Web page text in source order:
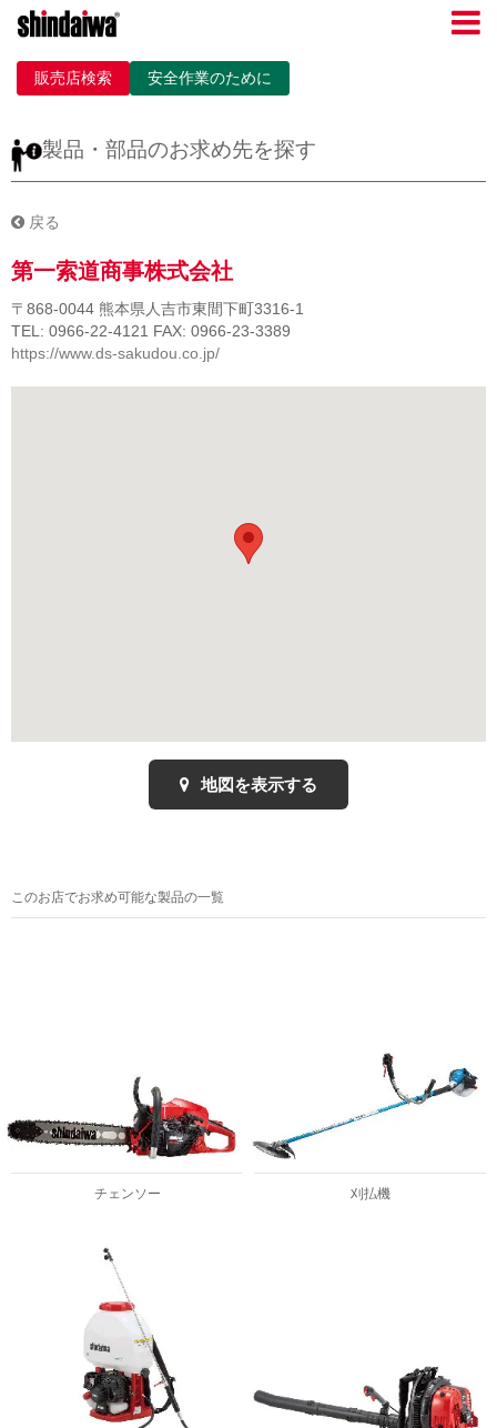
販売店検索 安全作業のために
製品・部品のお求め先を探す
戻る
第一索道商事株式会社
〒868-0044 熊本県人吉市東間下町3316-1
TEL: 0966-22-4121 FAX: 0966-23-3389
https://www.ds-sakudou.co.jp/
地図を表示する
このお店でお求め可能な製品の一覧
チェンソー 刈払機